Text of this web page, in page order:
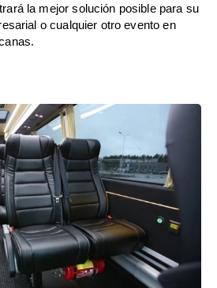
la mejor solución posible para su
o cualquier otro evento en